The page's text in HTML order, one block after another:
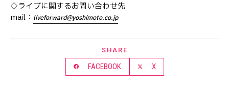
◇ライブに関するお問い合わせ先
mail： liveforward@yoshimoto.co.jp
SHARE
FACEBOOK X